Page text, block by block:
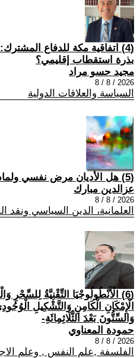
(4) اتفاقية مكة للدفاع
بذرة استقطاب إقليمي؟
مجيد حسو مراد
2026 / 8 / 8
السياسة والعلاقات الدولية
(5) هل الأديان مرض نفسي ولماذا؟
عزالدين مبارك
2026 / 8 / 8
العلمانية، الدين السياسي ونقد
(6) الْأَنْطُولُوجْيَا التِّقْنِيَّةُ لِلسِّحْرِ
الْإِمْكَانِ الْكَامِنِ وَالتَّشْكِيلِ
وَالسِّتُّونَ بَعْدَ الثَّلَاثِمِائَةِ-
حمودة المعناوي
2026 / 8 / 8
الفلسفة ,علم النفس , وعلم